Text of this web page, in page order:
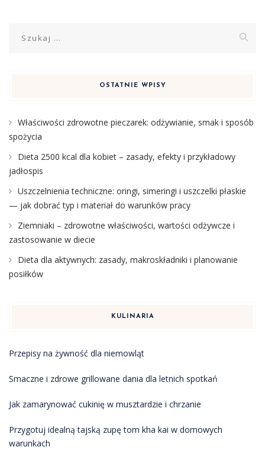
OSTATNIE WPISY
Właściwości zdrowotne pieczarek: odżywianie, smak i sposób
spożycia
Dieta 2500 kcal dla kobiet – zasady, efekty i przykładowy
jadłospis
Uszczelnienia techniczne: oringi, simeringi i uszczelki płaskie
— jak dobrać typ i materiał do warunków pracy
Ziemniaki – zdrowotne właściwości, wartości odżywcze i
zastosowanie w diecie
Dieta dla aktywnych: zasady, makroskładniki i planowanie
posiłków
KULINARIA
Przepisy na żywność dla niemowląt
Smaczne i zdrowe grillowane dania dla letnich spotkań
Jak zamarynować cukinię w musztardzie i chrzanie
Przygotuj idealną tajską zupę tom kha kai w domowych
warunkach